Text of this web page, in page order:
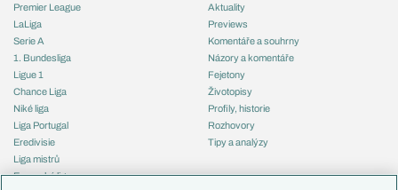
Premier League
LaLiga
Serie A
1. Bundesliga
Ligue 1
Chance Liga
Niké liga
Liga Portugal
Eredivisie
Liga mistrů
Evropská liga
Aktuality
Previews
Komentáře a souhrny
Názory a komentáře
Fejetony
Životopisy
Profily, historie
Rozhovory
Tipy a analýzy